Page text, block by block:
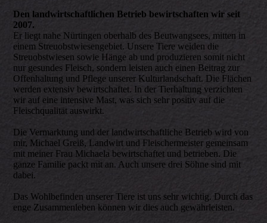
Den landwirtschaftlichen Betrieb bewirtschaften wir seit
2007.
Er liegt nahe Nürtingen oberhalb des Beutwangsees, mitten in
einem Streuobst­wiesengebiet. Unsere Tiere weiden die
Streuobstwiesen sowie Hänge ab und produzieren somit nicht
nur gesundes Fleisch, sondern leisten auch einen Beitrag zur
Offenhaltung und Pflege unserer Kulturlandschaft. Die Flächen
werden extensiv bewirtschaftet. In der Tierhaltung verzichten
wir auf eine intensive Mast, was sich sehr positiv auf die
Fleischqualität auswirkt.
Die Vermarktung und der landwirtschaftliche Betrieb wird von
mir, Michael Greiß, Landwirt und Fleischermeister gemeinsam
mit meiner Frau Michaela bewirtschaftet und betrieben. Die
ganze Familie packt mit an. Auch unsere drei Söhne sind mit
dabei.
Das Wohlbefinden unserer Tiere ist uns sehr wichtig. Durch das
enge Zusammenleben können wir dies auch gewährleisten.